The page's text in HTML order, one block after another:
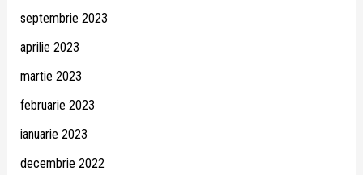
septembrie 2023
aprilie 2023
martie 2023
februarie 2023
ianuarie 2023
decembrie 2022